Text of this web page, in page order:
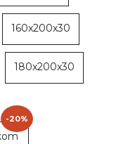
160x200x30
180x200x30
-20%